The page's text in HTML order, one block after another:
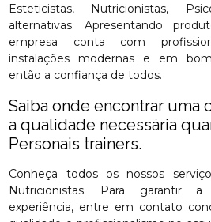
Esteticistas, Nutricionistas,
alternativas. Apresentando
empresa conta com
instalações modernas e em
então a confiança de todos.
Saiba onde encontrar uma
a qualidade necessária
Personais trainers.
Conheça todos os nossos
Nutricionistas. Para garantir
experiência, entre em contato